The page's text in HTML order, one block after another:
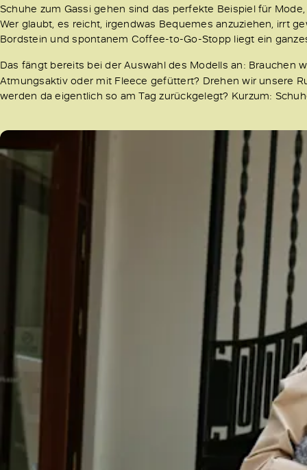
Schuhe zum Gassi gehen sind das perfekte Beispiel für
Wer glaubt, es reicht, irgendwas Bequemes anzuziehen, irrt
Bordstein und spontanem Coffee-to-Go-Stopp liegt ein
Das fängt bereits bei der Auswahl des Modells an: Brauchen
Atmungsaktiv oder mit Fleece gefüttert? Drehen wir unsere
werden da eigentlich so am Tag zurückgelegt? Kurzum: